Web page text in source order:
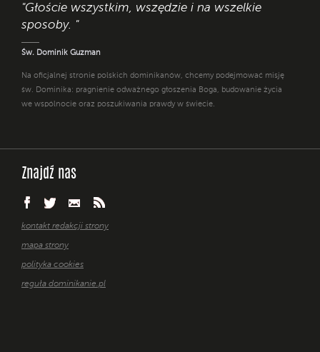
"Głoście wszystkim, wszędzie i na wszelkie
sposoby. "
Św. Dominik Guzman
Na oficjalnej stronie polskich dominikanów, chcemy podejmować misję
św. Dominika: pragnienie odważnego głoszenia Boga, budowanie życia
we wspólnocie oraz poszukiwania prawdy w świecie.
Znajdź nas
kontakt redakcji strony
mapa strony
polityka cookies
reguła dominikanie.pl